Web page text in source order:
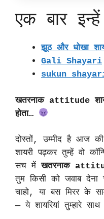
एक बार
झूठ और धोखा
Gali Shayari
sukun
खतरनाक attitude
होता…
दोस्तों, उम्मीद है आज
शायरी पढ़कर तुम्हें वो
सच मेंखतरनाक
तुम किसी को जवाब देना
चाहो, या बस मिरर के
— ये शायरियां तुम्हारे साथ